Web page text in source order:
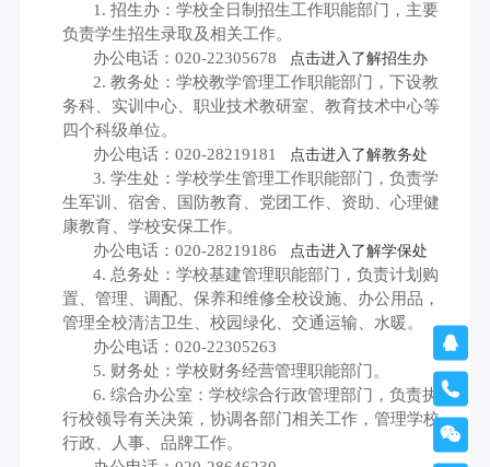
1. 招生办：学校全日制招生工作职能部门，主要
负责学生招生录取及相关工作。
办公电话： 020-22305678
点击进入了解招生办
2. 教务处： 学校教学管理工作职能部门 ， 下设教
务科、实训中心、职业技术教研室 、教育技术中心等
四个科级单位。
办公电话： 020-28219181
点击进入了解教务处
3. 学生处：学校学生管理工作职能部门， 负责学
生军训、宿舍、国防教育、党团工作、资助、心理健
康教育、学校安保工作。
办公电话： 020-28219186
点击进入了解学保处
4. 总务处：学校基建管理职能部门，负责计划购
置、管理、调配、保养和维修全校设施、 办公用品，
管理全校清洁卫生、校园绿化、交通运输、水暖。
办公电话： 020-22305263
5. 财务处：学校财务经营管理职能部门。
6. 综合办公室：学校综合行政管理部门，负责执
行校领导有关决策，协调各部门相关工作，管理学校
行政、人事、品牌工作。


